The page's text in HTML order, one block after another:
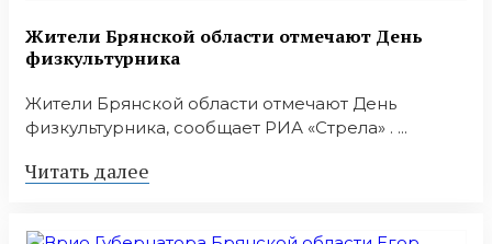
Жители Брянской области отмечают День
физкультурника
Жители Брянской области отмечают День
физкультурника, сообщает РИА «Стрела» . ...
Читать далее